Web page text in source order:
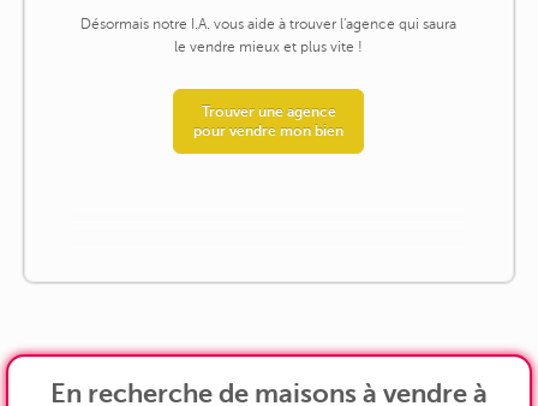
Désormais notre I.A. vous aide à trouver l'agence qui saura
le vendre mieux et plus vite !
Trouver une agence
pour vendre mon bien
En recherche de maisons à vendre à